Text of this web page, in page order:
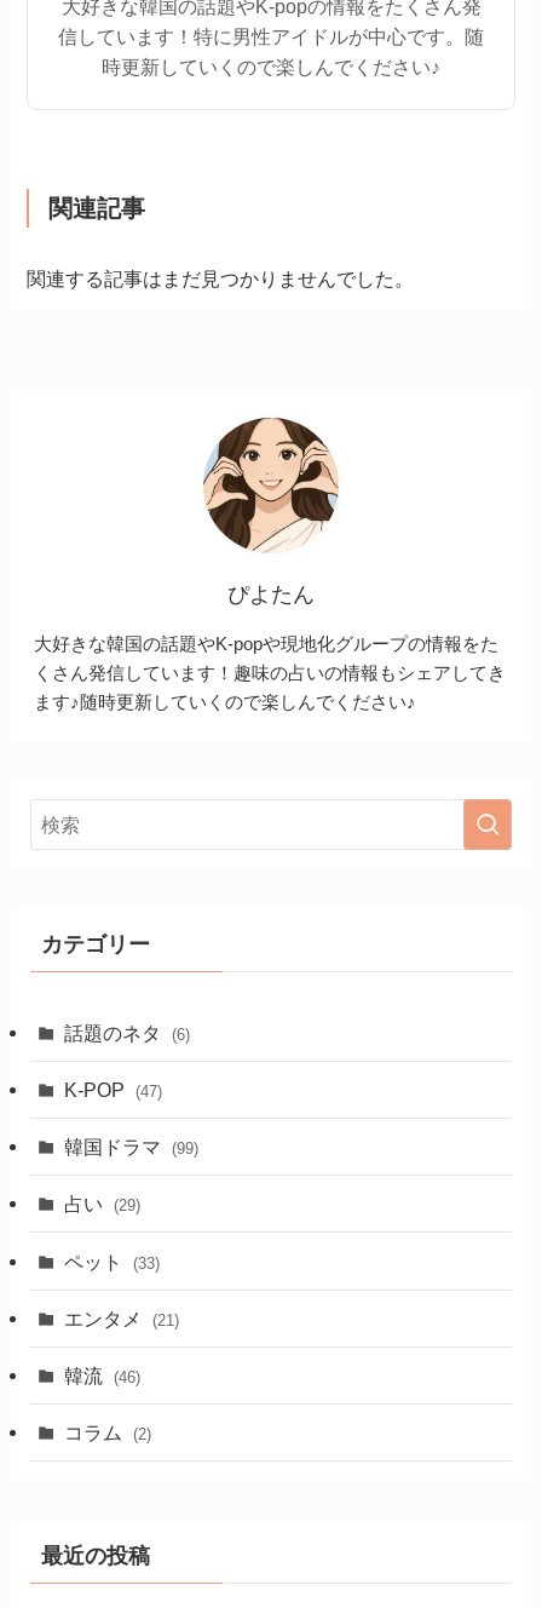
大好きな韓国の話題やK-popの情報をたくさん発
信しています！特に男性アイドルが中心です。随
時更新していくので楽しんでください♪
関連記事
関連する記事はまだ見つかりませんでした。
ぴよたん
大好きな韓国の話題やK-popや現地化グループの情報をた
くさん発信しています！趣味の占いの情報もシェアしてき
ます♪随時更新していくので楽しんでください♪
カテゴリー
話題のネタ (6)
K-POP (47)
韓国ドラマ (99)
占い (29)
ペット (33)
エンタメ (21)
韓流 (46)
コラム (2)
最近の投稿